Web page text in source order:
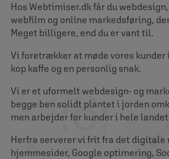
Hos Webtimiser.dk får du
webfilm og online markedsføring,
Meget billigere, end du er vant til.
Vi foretrækker at møde vores kunder
kop kaffe og en personlig snak.
Vi er et uformelt webdesign- og
begge ben solidt plantet i jorden
men arbejder for kunder i hele
Herfra serverer vi frit fra det digitale
hjemmesider, Google optimering,